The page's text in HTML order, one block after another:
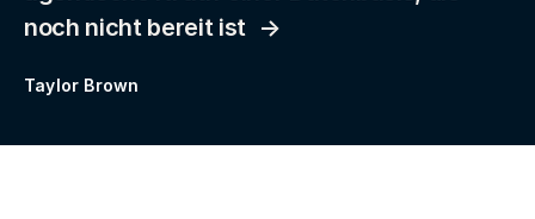
noch nicht bereit ist
Taylor Brown